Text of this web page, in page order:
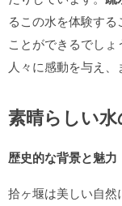
るこの水を体験す
ことができるでし
人々に感動を与え、
素晴らしい
歴史的な背景と魅力
拾ヶ堰は美しい自